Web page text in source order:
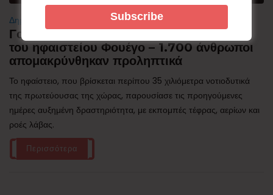
Δημοφιλή
Γουατεμάλα: Σε ύφεση η δραστηριότητα
του ηφαιστείου Φουέγο – 1.700 άνθρωποι
απομακρύνθηκαν προληπτικά
Το ηφαίστειο, που βρίσκεται περίπου 35 χιλιόμετρα νοτιοδυτικά
της πρωτεύουσας της χώρας, παρουσίασε τις προηγούμενες
ημέρες αυξημένη δραστηριότητα, με εκπομπές τέφρας, αερίων και
ροές λάβας.
Περισσότερα